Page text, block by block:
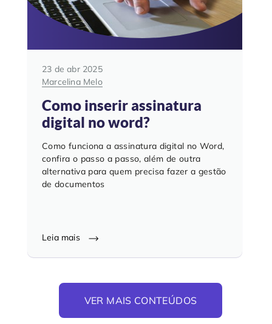
23 de abr 2025
Marcelina Melo
Como inserir assinatura
digital no word?
Como funciona a assinatura digital no Word,
confira o passo a passo, além de outra
alternativa para quem precisa fazer a gestão
de documentos
Leia mais
VER MAIS CONTEÚDOS